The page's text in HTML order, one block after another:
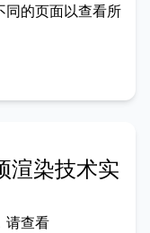
同的页面以查看所
渲染技术实
请查看